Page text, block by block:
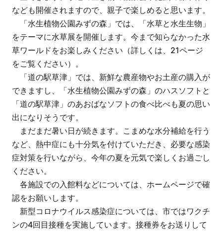
なども開催されますので、親子で楽しめると思います。
「水生植物公園みずの森」では、「水草と水生生物」
をテーマに水草展を開催します。今まで知らなかった水
草ワールドをお楽しみください（詳しくは、21ページ
をご覧ください）。
「道の駅草津」では、新鮮な農産物やお土産の購入が
できますし、「水生植物公園みずの森」のハスソフトと
「道の駅草津」のあおばなソフトの食べ比べも夏の思い
出になりそうです。
まだまだ暑い日が続きます。こまめな水分補給を行う
など、熱中症にも十分気を付けていただき、必要な感染
症対策を行いながら、今年の夏を元気で楽しくお過ごし
ください。
各施設での入館料などについては、ホームページで確
認をお願いします。
新型コロナウイルス感染症については、市ではワクチ
ンの4回目接種を実施しています。接種券をお送りして